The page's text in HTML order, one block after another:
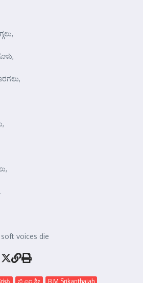
soft voices die
ಬಿ ಎಂ ಶ್ರೀ B M Srikanthaiah